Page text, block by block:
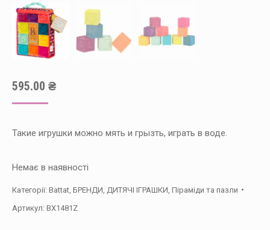
595.00 ₴
Такие игрушки можно мять и грызть, играть в воде.
Немає в наявності
Категорії: Battat БРЕНДИ ДИТЯЧІ ІГРАШКИ Піраміди та пазли
Артикул: BX1481Z